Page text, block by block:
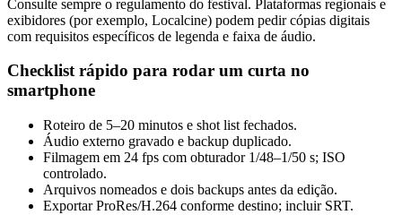
Consulte sempre o regulamento do festival. Plataformas regionais e
exibidores (por exemplo, Localcine) podem pedir cópias digitais
com requisitos específicos de legenda e faixa de áudio.
Checklist rápido para rodar um curta no
smartphone
Roteiro de 5–20 minutos e shot list fechados.
Áudio externo gravado e backup duplicado.
Filmagem em 24 fps com obturador 1/48–1/50 s; ISO
controlado.
Arquivos nomeados e dois backups antes da edição.
Exportar ProRes/H.264 conforme destino; incluir SRT.